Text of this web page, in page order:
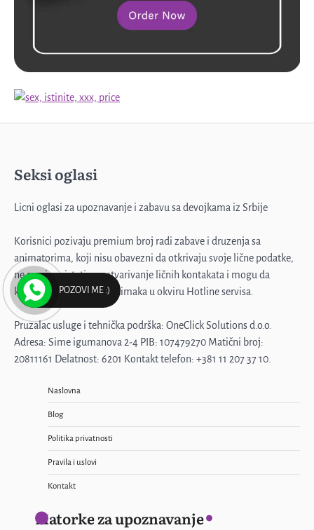
Seksi oglasi
Licni oglasi za upoznavanje i zabavu sa devojkama iz Srbije
Korisnici pozivaju premium broj radi zabave i druzenja sa
animatorima, koji nisu obavezni da otkrivaju svoje lične podatke,
ne smeju pristati na ostvarivanje ličnih kontakata i mogu da
koriste više različitih nadimaka u okviru Hotline servisa.
Pruzalac usluge i tehnička podrška: OneClick Solutions d.o.o.
Adresa: Sime igumanova 2-4 PIB: 107479270 Matični broj:
20811161 Delatnost: 6201 Kontakt telefon: +381 11 207 37 10.
Naslovna
Blog
Politika privatnosti
Pravila i uslovi
Kontakt
Matorke za upoznavanje
3
4
Emilija, samo diskretno
5
Muž me ne primećuje
POZOVI ME :)